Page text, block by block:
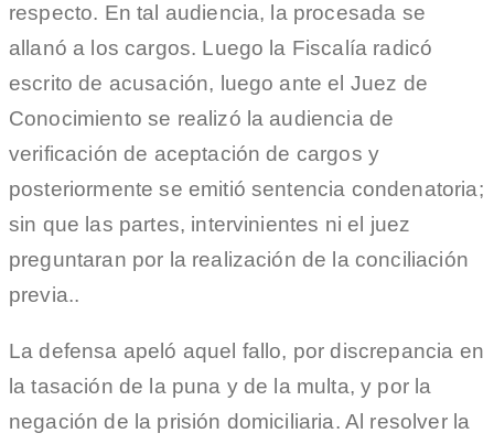
respecto. En tal audiencia, la procesada se
allanó a los cargos. Luego la Fiscalía radicó
escrito de acusación, luego ante el Juez de
Conocimiento se realizó la audiencia de
verificación de aceptación de cargos y
posteriormente se emitió sentencia condenatoria;
sin que las partes, intervinientes ni el juez
preguntaran por la realización de la conciliación
previa..
La defensa apeló aquel fallo, por discrepancia en
la tasación de la puna y de la multa, y por la
negación de la prisión domiciliaria. Al resolver la